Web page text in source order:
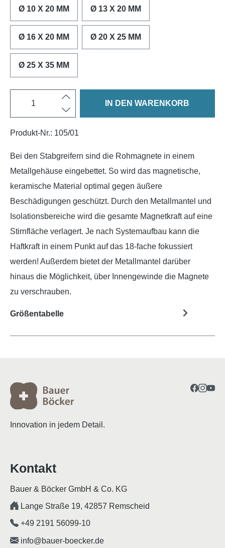
Ø 10 X 20 MM Ø 13 X 20 MM
Ø 16 X 20 MM Ø 20 X 25 MM
Ø 25 X 35 MM
IN DEN WARENKORB
Produkt-Nr.: 105/01
Bei den Stabgreifern sind die Rohmagnete in einem
Metallgehäuse eingebettet. So wird das magnetische,
keramische Material optimal gegen äußere
Beschädigungen geschützt. Durch den Metallmantel und
Isolationsbereiche wird die gesamte Magnetkraft auf eine
Stirnfläche verlagert. Je nach Systemaufbau kann die
Haftkraft in einem Punkt auf das 18-fache fokussiert
werden! Außerdem bietet der Metallmantel darüber
hinaus die Möglichkeit, über Innengewinde die Magnete
zu verschrauben.
Größentabelle
Innovation in jedem Detail.
Kontakt
Bauer & Böcker GmbH & Co. KG
Lange Straße 19, 42857 Remscheid
+49 2191 56099-10
info@bauer-boecker.de